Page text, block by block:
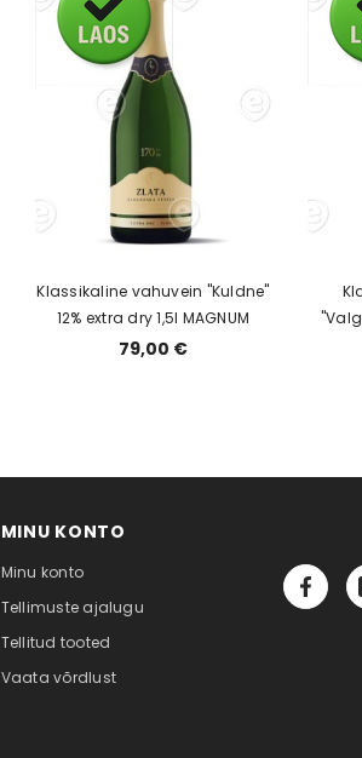
Klassikaline vahuvein "Kuldne"
12% extra dry 1,5l MAGNUM
79,00 €
MINU KONTO
Minu konto
Tellimuste ajalugu
Tellitud tooted
Vaata võrdlust